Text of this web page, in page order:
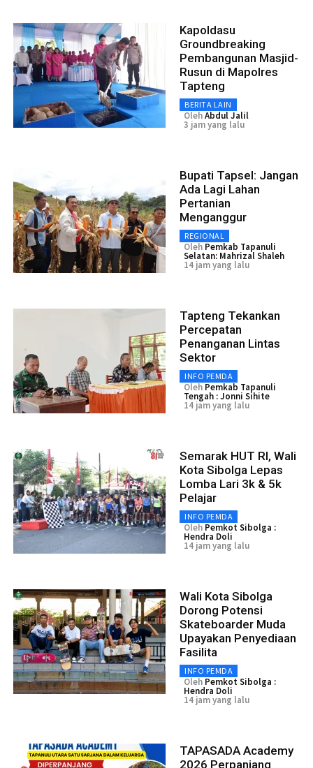
Kapoldasu
Groundbreaking
Pembangunan Masjid-
Rusun di Mapolres
Tapteng
BERITA LAIN
OlehAbdul Jalil
3 jam yang lalu
Bupati Tapsel: Jangan
Ada Lagi Lahan
Pertanian
Menganggur
REGIONAL
Oleh Pemkab Tapanuli
Selatan: Mahrizal Shaleh
14 jam yang lalu
Tapteng Tekankan
Percepatan
Penanganan Lintas
Sektor
INFO PEMDA
Oleh Pemkab Tapanuli
Tengah : Jonni Sihite
14 jam yang lalu
Semarak HUT RI, Wali
Kota Sibolga Lepas
Lomba Lari 3k & 5k
Pelajar
INFO PEMDA
Oleh Pemkot Sibolga :
Hendra Doli
14 jam yang lalu
Wali Kota Sibolga
Dorong Potensi
Skateboarder Muda
Upayakan Penyediaan
Fasilita
INFO PEMDA
Oleh Pemkot Sibolga :
Hendra Doli
14 jam yang lalu
TAPASADA Academy
2026 Perpanjang